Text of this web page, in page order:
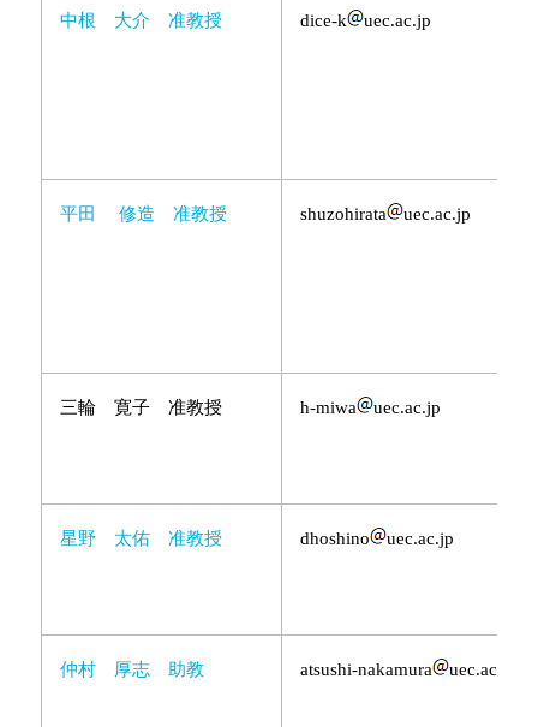
中根 大介 准教授 dice-k uec.ac.jp
平田 修造 准教授 shuzohirata uec.ac.jp
三輪 寛子 准教授 h-miwa uec.ac.jp
星野 太佑 准教授 dhoshino uec.ac.jp
仲村 厚志 助教 atsushi-nakamura uec.ac.jp